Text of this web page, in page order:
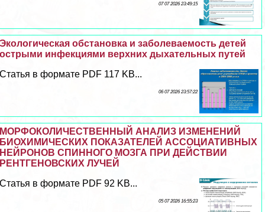
07 07 2026 23:49:15
Экологическая обстановка и заболеваемость детей
острыми инфекциями верхних дыхательных путей
Статья в формате PDF 117 KB...
06 07 2026 23:57:22
МОРФОКОЛИЧЕСТВЕННЫЙ АНАЛИЗ ИЗМЕНЕНИЙ
БИОХИМИЧЕСКИХ ПОКАЗАТЕЛЕЙ АССОЦИАТИВНЫХ
НЕЙРОНОВ СПИННОГО МОЗГА ПРИ ДЕЙСТВИИ
РЕНТГЕНОВСКИХ ЛУЧЕЙ
Статья в формате PDF 92 KB...
05 07 2026 16:55:23